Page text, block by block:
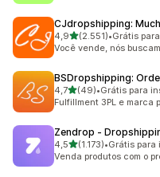
CJdropshipping:
4,9de 5 estrelas
(2.551)
2551 avaliações ao todo
•Grátis
Você vende, nós
BSDropshipping:
4,7de 5 estrelas
(49)
49 avaliações ao todo
•Grátis para
Fulfillment 3PL e marca
Zendrop ‑
4,5de 5 estrelas
(1.173)
1173 avaliações ao todo
•Grátis para
Venda produtos com o